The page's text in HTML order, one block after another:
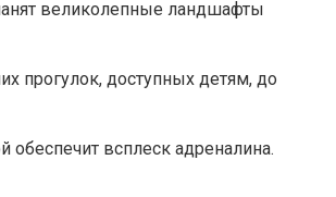
великолепные ландшафты
прогулок, доступных детям, до
всплеск адреналина.